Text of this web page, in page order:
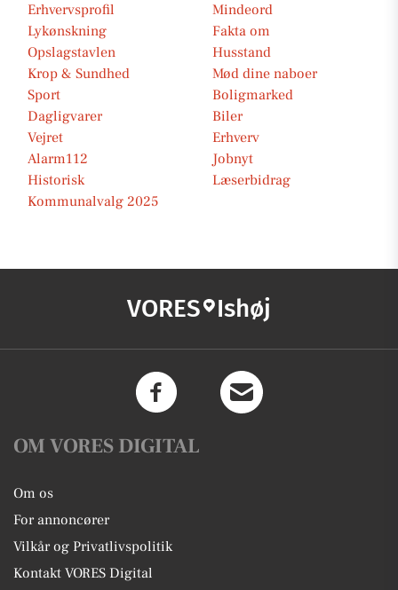
Erhvervsprofil
Mindeord
Lykønskning
Fakta om
Opslagstavlen
Husstand
Krop & Sundhed
Mød dine naboer
Sport
Boligmarked
Dagligvarer
Biler
Vejret
Erhverv
Alarm112
Jobnyt
Historisk
Læserbidrag
Kommunalvalg 2025
VORES Ishøj
OM VORES DIGITAL
Om os
For annoncører
Vilkår og Privatlivspolitik
Kontakt VORES Digital